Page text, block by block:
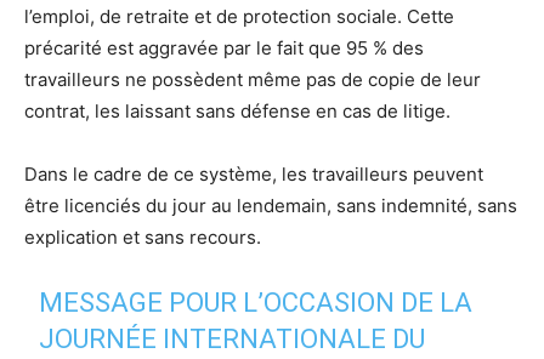
l’emploi, de retraite et de protection sociale. Cette
précarité est aggravée par le fait que 95 % des
travailleurs ne possèdent même pas de copie de leur
contrat, les laissant sans défense en cas de litige.
Dans le cadre de ce système, les travailleurs peuvent
être licenciés du jour au lendemain, sans indemnité, sans
explication et sans recours.
MESSAGE POUR L’OCCASION DE LA
JOURNÉE INTERNATIONALE DU